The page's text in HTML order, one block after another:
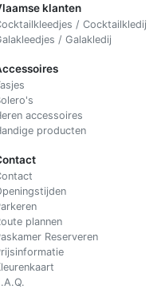
klanten
/ Cocktailkledij
/ Galakledij
accessoires
producten
ontact
plannen
Reserveren